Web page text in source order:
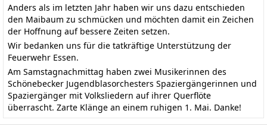
Anders als im letzten Jahr haben wir uns dazu entschieden
den Maibaum zu schmücken und möchten damit ein Zeichen
der Hoffnung auf bessere Zeiten setzen.
Wir bedanken uns für die tatkräftige Unterstützung der
Feuerwehr Essen.
Am Samstagnachmittag haben zwei Musikerinnen des
Schönebecker Jugendblasorchesters Spaziergängerinnen und
Spaziergänger mit Volksliedern auf ihrer Querflöte
überrascht. Zarte Klänge an einem ruhigen 1. Mai. Danke!